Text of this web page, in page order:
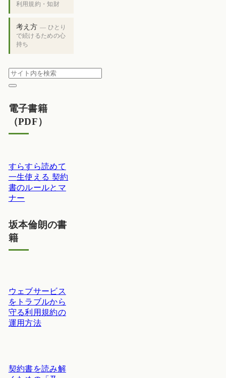
利用規約・知財
考え方 — ひとり
で続けるための心
持ち
電子書籍
（PDF）
すらすら読めて
一生使える 契約
書のルールとマ
ナー
坂本倫朗の書
籍
ウェブサービス
をトラブルから
守る利用規約の
運用方法
契約書を読み解